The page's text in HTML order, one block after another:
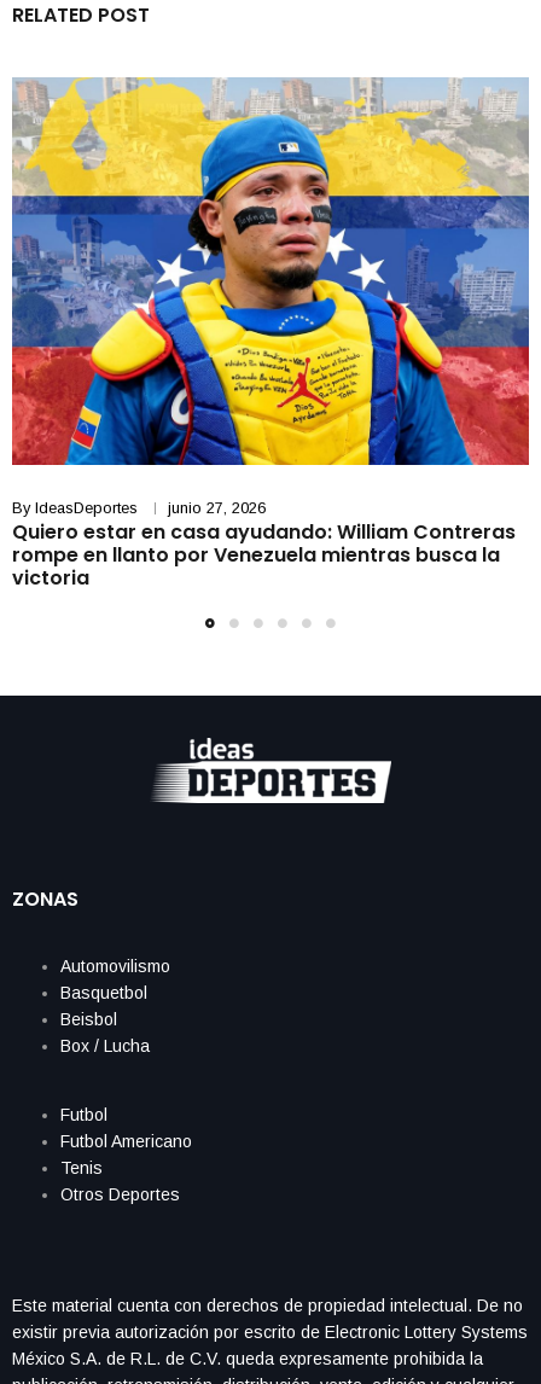
RELATED POST
By IdeasDeportes junio 27, 2026
Quiero estar en casa ayudando: William Contreras
rompe en llanto por Venezuela mientras busca la
victoria
ZONAS
Automovilismo
Basquetbol
Beisbol
Box / Lucha
Futbol
Futbol Americano
Tenis
Otros Deportes
Este material cuenta con derechos de propiedad intelectual. De no
existir previa autorización por escrito de Electronic Lottery Systems
México S.A. de R.L. de C.V. queda expresamente prohibida la